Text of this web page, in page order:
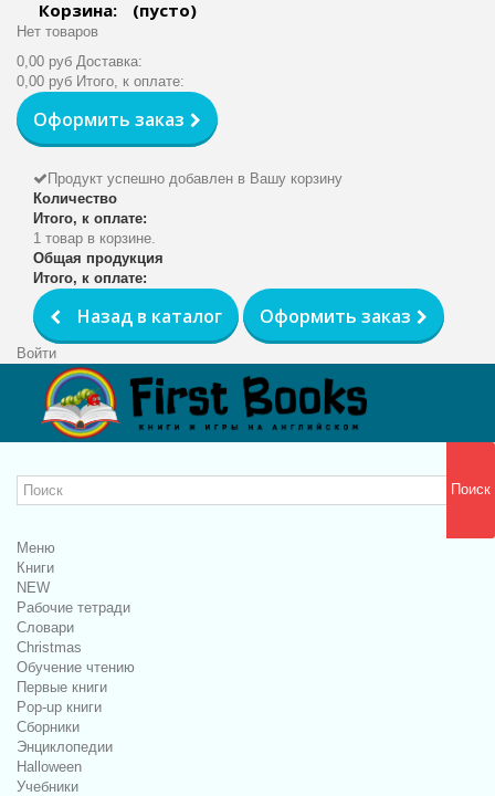
Корзина: (пусто)
Нет товаров
0,00 руб Доставка:
0,00 руб Итого, к оплате:
Оформить заказ
Продукт успешно добавлен в Вашу корзину
Количество
Итого, к оплате:
1 товар в корзине.
Общая продукция
Итого, к оплате:
Назад в каталог Оформить заказ
Войти
Поиск
Меню
Книги
NEW
Рабочие тетради
Словари
Christmas
Обучение чтению
Первые книги
Pop-up книги
Сборники
Энциклопедии
Halloween
Учебники